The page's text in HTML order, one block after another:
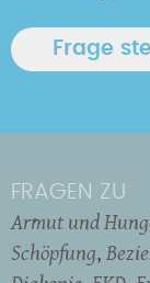
FRAGEN ZU
Armut und
Schöpfung